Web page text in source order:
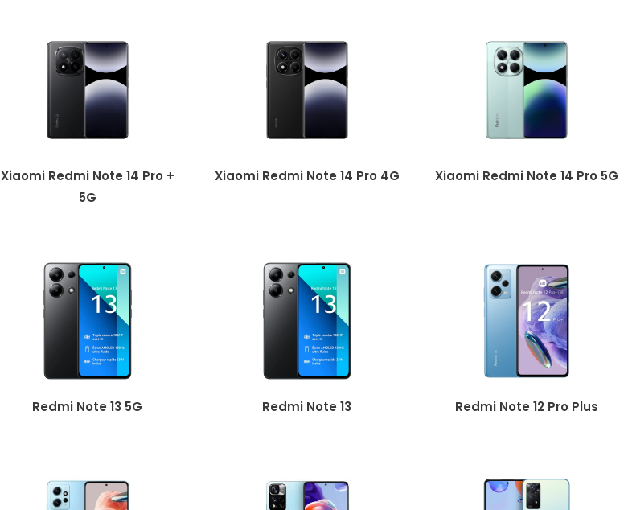
Xiaomi Redmi Note 14 Pro +
5G
Xiaomi Redmi Note 14 Pro 4G Xiaomi Redmi Note 14 Pro 5G
Redmi Note 13 5G Redmi Note 13 Redmi Note 12 Pro Plus